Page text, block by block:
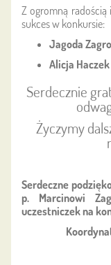
Z ogromną radością
sukces w konkursie:
Jagoda
Alicja Haczek
Serdecznie
Życzymy
Serdeczne
p. Marcinowi
uczestniczek na